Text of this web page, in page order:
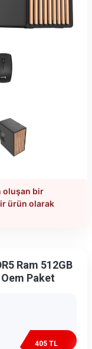
oluşan bir
ürün olarak
Ram 512GB
Paket
405 TL